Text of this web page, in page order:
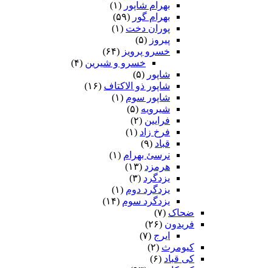
بهرام شاپور (۱)
بهرام گور (۵۹)
پوران دخت (۱)
پیروز (۵)
خسرو پرویز (۶۴)
خسرو و شیرین (۴)
شاپور (۵)
شاپور ذو الاکتاف (۱۶)
شاپور سوم‏ (۱)
شیرویه (۵)
فرایین (۲)
فرخ زاد (۱)
قباد (۹)
نرسئ بهرام‏ (۱)
هرمزد (۱۳)
یزدگرد (۳)
یزدگرد دوم (۱)
یزدگرد سوم (۱۴)
ضحاک (۷)
فریدون (۲۶)
ایرج (۷)
کیومرث (۲)
کی قباد (۶)